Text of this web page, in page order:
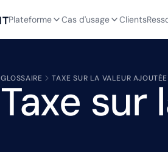
Plateforme Cas d'usage Clients
GLOSSAIRE TAXE SUR LA VALEUR
Taxe sur